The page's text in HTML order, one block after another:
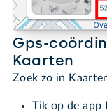
Gps-
Kaarten
Zoek zo in
Tik op de app